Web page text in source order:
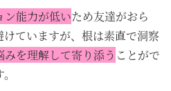
ン能力が低いため友達がおら
ていますが、根は素直で洞察
を理解して寄り添う ことがで